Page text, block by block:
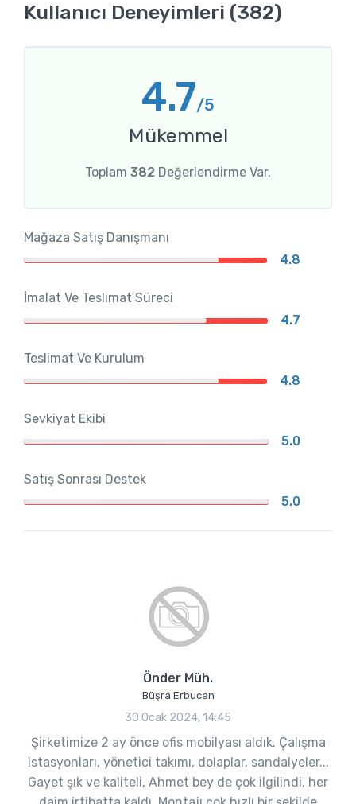
Kullanıcı Deneyimleri (382)
4.7/5
Mükemmel
Toplam 382 Değerlendirme Var.
Mağaza Satış Danışmanı
4.8
İmalat Ve Teslimat Süreci
4.7
Teslimat Ve Kurulum
4.8
Sevkiyat Ekibi
5.0
Satış Sonrası Destek
5.0
Önder Müh.
Büşra Erbucan
30 Ocak 2024, 14:45
Şirketimize 2 ay önce ofis mobilyası aldık. Çalışma
istasyonları, yönetici takımı, dolaplar, sandalyeler...
Gayet şık ve kaliteli, Ahmet bey de çok ilgilindi, her